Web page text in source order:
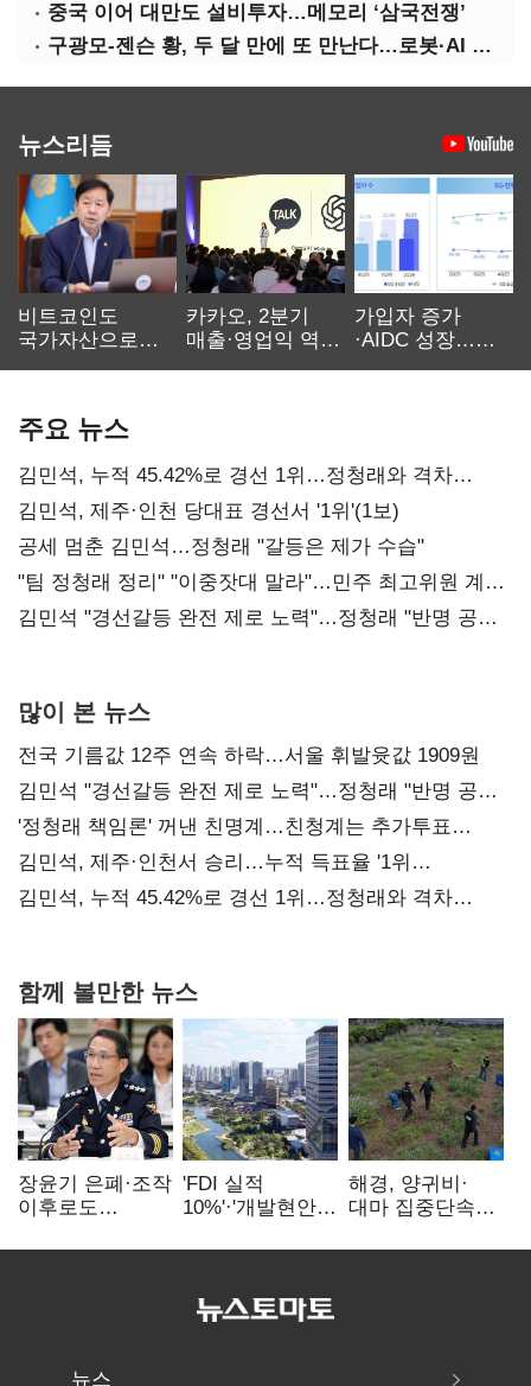
중국 이어 대만도 설비투자…메모리 ‘삼국전쟁’
구광모-젠슨 황, 두 달 만에 또 만난다…로봇·AI 등 논의
뉴스리듬
비트코인도
국가자산으로…'
카카오, 2분기
매출·영업익 역대
가입자 증가
·AIDC 성장…
주요 뉴스
김민석, 누적 45.42%로 경선 1위…정청래와 격차
0.86%p(2보)
김민석, 제주·인천 당대표 경선서 '1위'(1보)
공세 멈춘 김민석…정청래 "갈등은 제가 수습"
"팀 정청래 정리" "이중잣대 말라"…민주 최고위원 계파
다툼 격화
김민석 "경선갈등 완전 제로 노력"…정청래 "반명 공세
많이 본 뉴스
전국 기름값 12주 연속 하락…서울 휘발윳값 1909원
김민석 "경선갈등 완전 제로 노력"…정청래 "반명 공세
사과부터"
'정청래 책임론' 꺼낸 친명계…친청계는 추가투표
때리기
김민석, 제주·인천서 승리…누적 득표율 '1위
탈환'(종합)
김민석, 누적 45.42%로 경선 1위…정청래와 격차
함께 볼만한 뉴스
장윤기 은폐·조작
이후로도
내부비위…경찰
'FDI 실적
10%'·'개발현안
인천경제청장
해경, 양귀비·
대마 집중단속…
249명 검거
뉴스